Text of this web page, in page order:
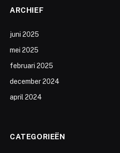
ARCHIEF
juni 2025
mei 2025
februari 2025
december 2024
april 2024
CATEGORIEËN